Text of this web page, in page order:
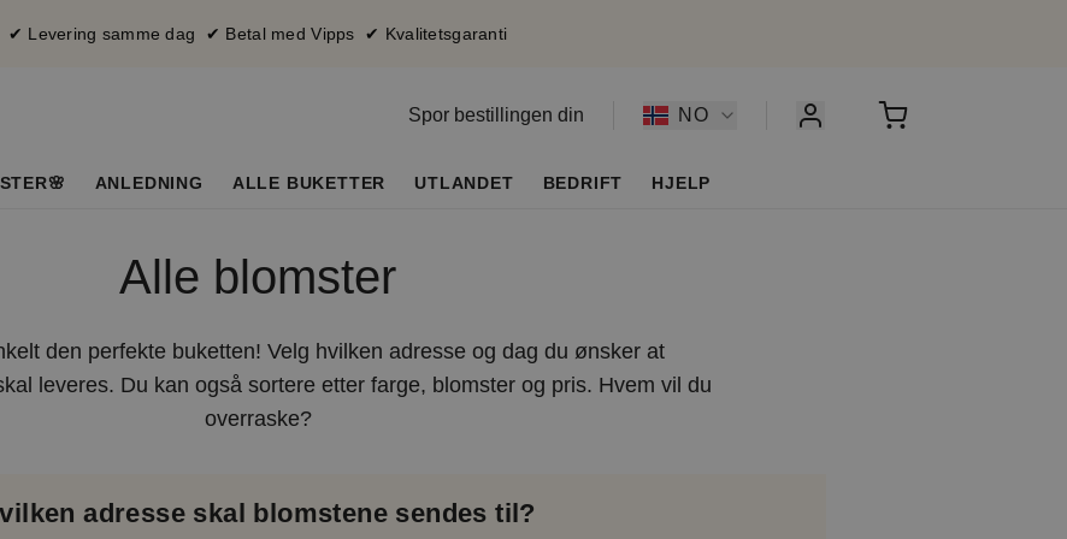
✔ Levering samme dag ✔ Betal med Vipps ✔ Kvalitetsgaranti
Spor bestillingen din NO
ANLEDNING ALLE BUKETTER UTLANDET BEDRIFT HJELP
Alle blomster
den perfekte buketten! Velg hvilken adresse og dag du ønsker at
leveres. Du kan også sortere etter farge, blomster og pris. Hvem vil du
overraske?
adresse skal blomstene sendes til?